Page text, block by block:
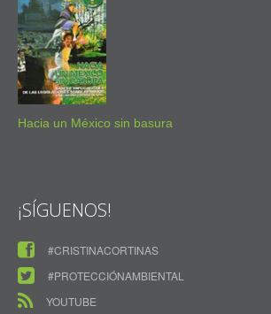
Hacia un México sin basura
¡SÍGUENOS!
#CRISTINACORTINAS
#PROTECCIÓNAMBIENTAL
YOUTUBE